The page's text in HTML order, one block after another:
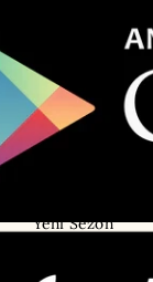
Kategoriler
Yeni Sezon